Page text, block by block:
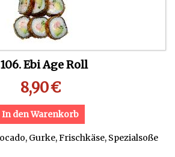
Ebi Age Roll
8,90€
In den Warenkorb
Gurke, Frischkäse, Spezialsoße